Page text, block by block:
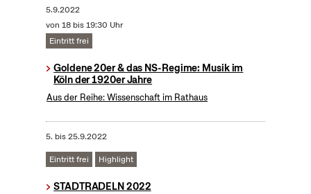
5.9.2022
von 18 bis 19:30 Uhr
Eintritt frei
Goldene 20er & das NS-Regime: Musik im
Köln der 1920er Jahre
Aus der Reihe: Wissenschaft im Rathaus
5. bis25.9.2022
Eintritt frei Highlight
STADTRADELN 2022